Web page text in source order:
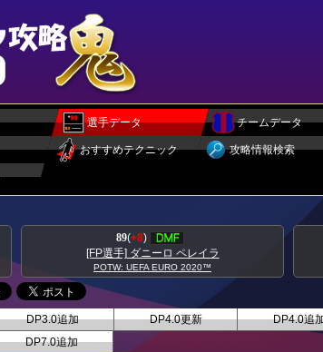
選手データ チームデータ
おすすめテクニック 攻略情報検索
95 (+5)
[FP選手] キリアン ムバッペ
POTW: UEFA EURO 2020™
DP3.0追加 DP4.0更新 DP4.0追
DP7.0追加